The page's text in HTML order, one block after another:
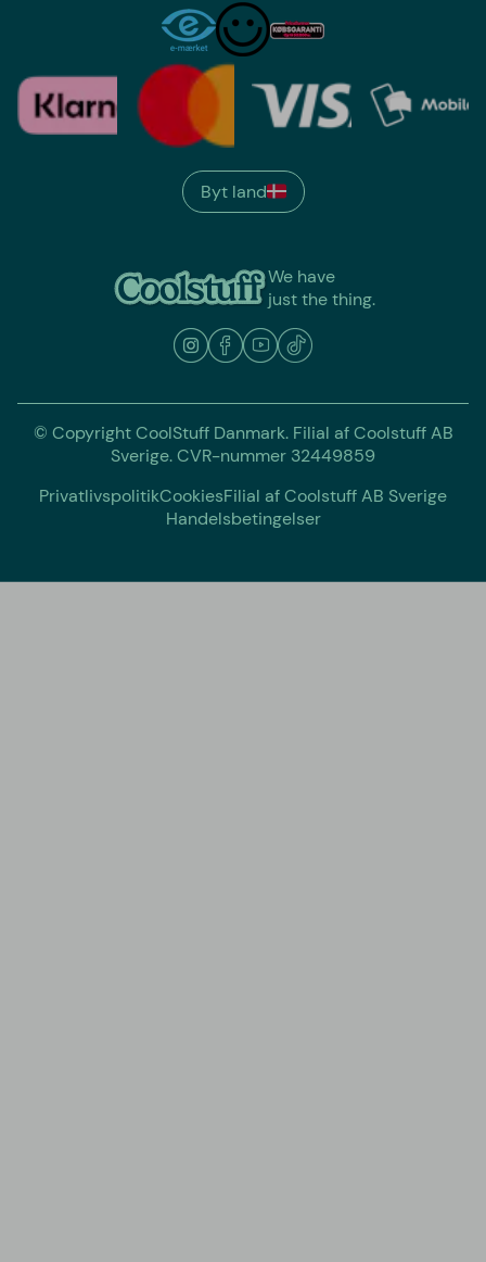
We have
just the thing.
Byt land
© Copyright CoolStuff Danmark. Filial af Coolstuff AB
Sverige. CVR-nummer 32449859
PrivatlivspolitikCookiesFilial af Coolstuff AB Sverige
Handelsbetingelser